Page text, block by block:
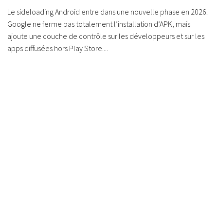
Le sideloading Android entre dans une nouvelle phase en 2026.
Google ne ferme pas totalement l’installation d’APK, mais
ajoute une couche de contrôle sur les développeurs et sur les
apps diffusées hors Play Store....